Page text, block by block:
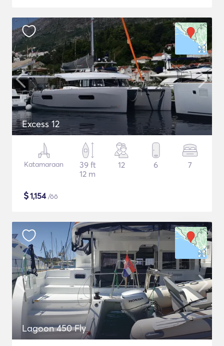
Excess 12
Katamaraan
39 ft
12 m
12 6 7
$1,154/öö
Lagoon 450 Fly